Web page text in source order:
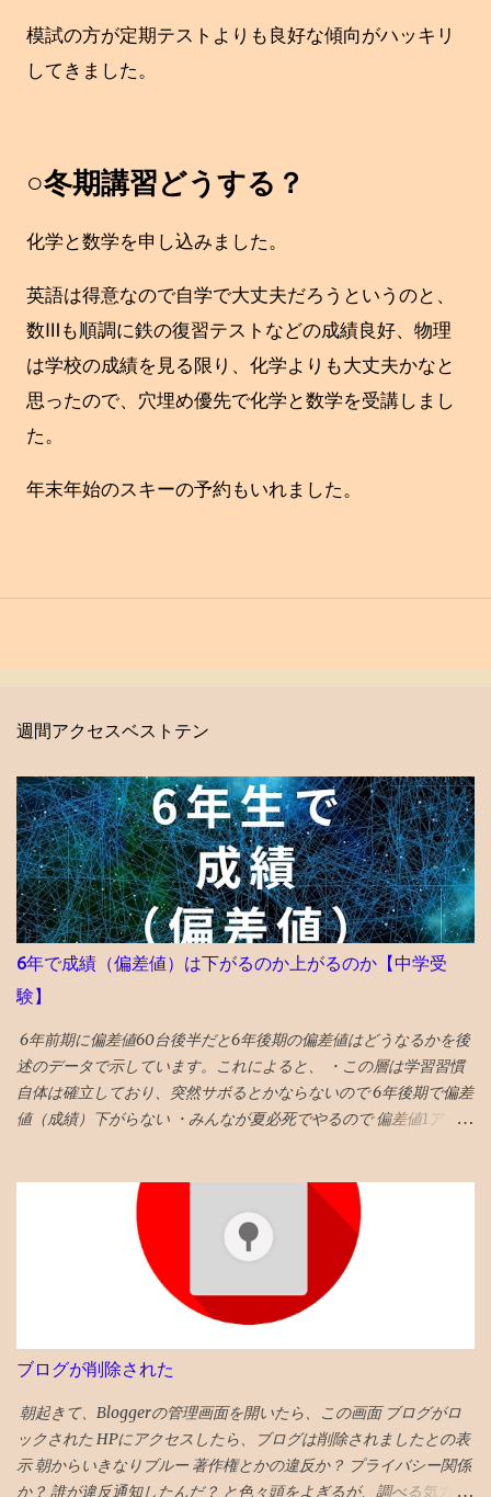
模試の方が定期テストよりも良好な傾向がハッキリ
してきました。
○冬期講習どうする？
化学と数学を申し込みました。
英語は得意なので自学で大丈夫だろうというのと、
数Ⅲも順調に鉄の復習テストなどの成績良好、物理
は学校の成績を見る限り、化学よりも大丈夫かなと
思ったので、穴埋め優先で化学と数学を受講しまし
た。
年末年始のスキーの予約もいれました。
週間アクセスベストテン
6年で成績（偏差値）は下がるのか上がるのか【中学受
験】
6年前期に偏差値60台後半だと6年後期の偏差値はどうなるかを後
述のデータで示しています。これによると、 ・この層は学習習慣
自体は確立しており、突然サボるとかならないので 6年後期で偏差
値（成績）下がらない ・みんなが夏必死でやるので 偏差値1アップ
試は難化するので頭打ちだった層が高偏差値出しやすくなるとい
うのも定説なので、前期67と68の差は大きいかも タイトルへの回
答としては、「偏差値１上がる」です。 ◆6年前期平均偏差値が
68以上だった者の後期平均偏差値 73→74 72→73 71→73 70→73
70→70 69→72 69→70 68→72 68→72 68→70 68→69 68→69 ◆6
年前期平均偏差値67の人の6年後期の平均偏差値の実例 67→70
67→69 67→68 67→68 67→68 67→68 67→67 67→67 67→67
67→67 67→67 昔塾から得た無作為抽出データです。例年こんな感
じかと 「 4年夏入塾偏差値42から1年間で成績どうなるか」 へ
ブログが削除された
朝起きて、Bloggerの管理画面を開いたら、この画面 ブログがロ
ックされた HPにアクセスしたら、ブログは削除されましたとの表
示 朝からいきなりブルー 著作権とかの違反か？ プライバシー関係
か？ 誰が違反通知したんだ？ と色々頭をよぎるが、調べる気力が